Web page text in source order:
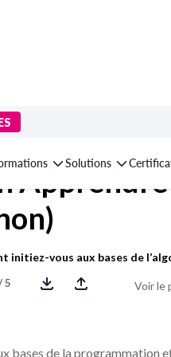
Solutions
numériques
initiez-vous aux bases de
5 Voir le
bases de la